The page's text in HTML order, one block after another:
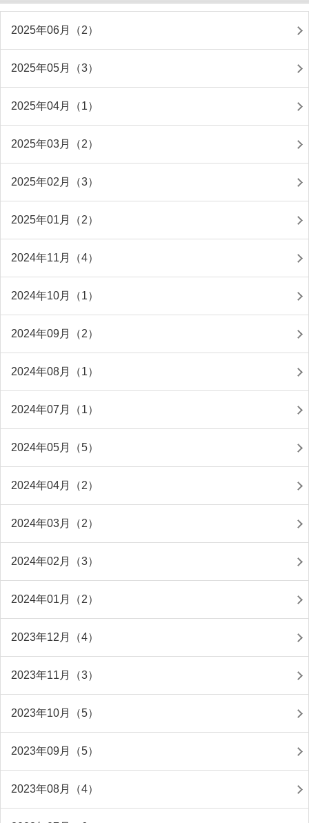
2025年06月（2）
2025年05月（3）
2025年04月（1）
2025年03月（2）
2025年02月（3）
2025年01月（2）
2024年11月（4）
2024年10月（1）
2024年09月（2）
2024年08月（1）
2024年07月（1）
2024年05月（5）
2024年04月（2）
2024年03月（2）
2024年02月（3）
2024年01月（2）
2023年12月（4）
2023年11月（3）
2023年10月（5）
2023年09月（5）
2023年08月（4）